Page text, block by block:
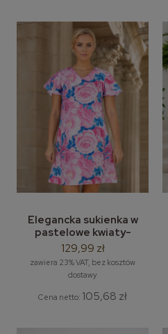
Elegancka sukienka w
pastelowe kwiaty-
piwonie I M-3XL
129,99 zł
zawiera 23% VAT, bez kosztów
dostawy
Cena netto: 105,68 zł